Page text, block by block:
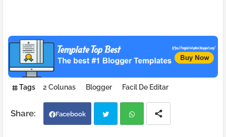
Tags 2 Colunas Blogger Facil De Editar
Facebook